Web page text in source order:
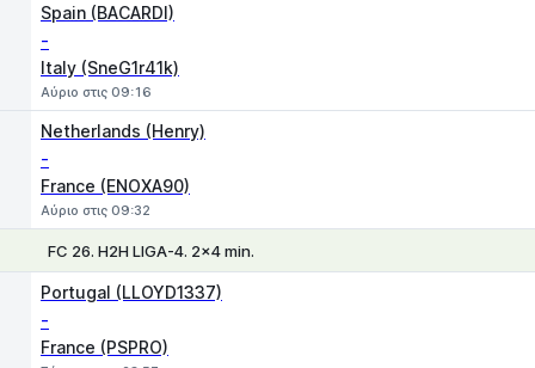
Spain (BACARDI)
-
Italy (SneG1r41k)
Αύριο στις 09:16
Netherlands (Henry)
-
France (ENOXA90)
Αύριο στις 09:32
FC 26. H2H LIGA-4. 2x4 min.
Portugal (LLOYD1337)
-
France (PSPRO)